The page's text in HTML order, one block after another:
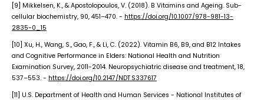
[9] Mikkelsen, K., & Apostolopoulos, V. (2018). B Vitamins and Ageing. Sub-
cellular biochemistry, 90, 451–470. - https://doi.org/10.1007/978-981-13-
2835-0_15
[10] Xu, H., Wang, S., Gao, F., & Li, C. (2022). Vitamin B6, B9, and B12 Intakes
and Cognitive Performance in Elders: National Health and Nutrition
Examination Survey, 2011-2014. Neuropsychiatric disease and treatment, 18,
537–553. - https://doi.org/10.2147/NDT.S337617
[11] U.S. Department of Health and Human Services - National Institutes of